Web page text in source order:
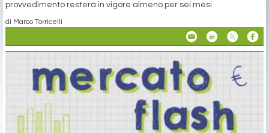
provvedimento resterà in vigore almeno per sei mesi
di Marco Torricelli